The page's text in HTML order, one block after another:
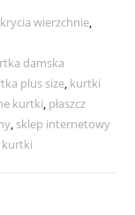
wierzchnie,
damska
plus size, kurtki
kurtki, płaszcz
, sklep internetowy
kurtki